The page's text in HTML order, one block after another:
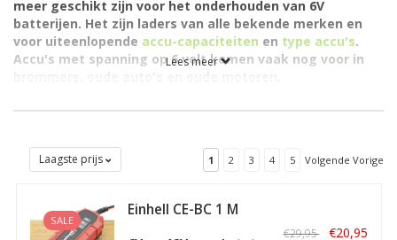
meer geschikt zijn voor het onderhouden van 6V
batterijen. Het zijn laders van alle bekende merken en
voor uiteenlopende accu-capaciteiten en type accu's.
Accu's met spanning op 6 volt komen vaak nog voor in
druppelladers voor het onderhoudsladen van 6V accu's. Kijk
anders bij de categorieën
Druppelladers voor 12V accu
zijn voortwee of alle drie van deze voltages
tussen? Ook dan staan ze op deze pagina.
Lees meer
Laagste prijs 1 2 3 4 5 Volgende Vorige
SALE
Einhell CE-BC 1 M
€29,95 €20,95